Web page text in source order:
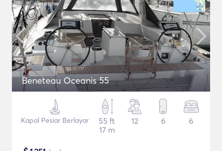
Beneteau Oceanis 55
Kapal Pesiar Berlayar
55 ft
17 m
12 6 6